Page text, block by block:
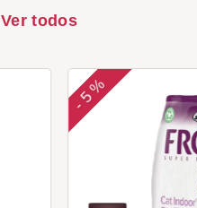
Ver todos
-
5 %